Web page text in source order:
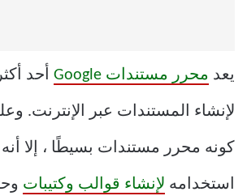
يعد محرر مستندات Google أحد
لإنشاء المستندات عبر الإنترنت.
كونه محرر مستندات بسيطًا ، إلا
استخدامه لإنشاء قوالب وكتيبات